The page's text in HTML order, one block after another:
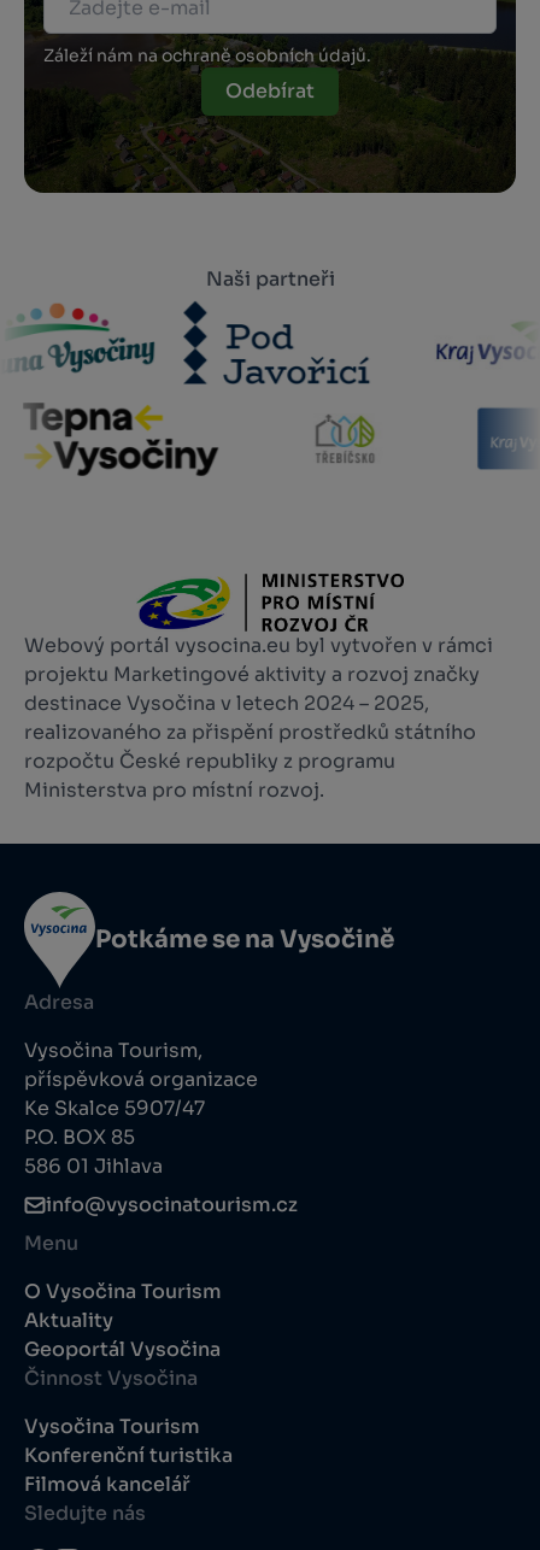
Záleží nám na ochraně osobních údajů.
Odebírat
Naši partneři
Webový portál vysocina.eu byl vytvořen v rámci
projektu Marketingové aktivity a rozvoj značky
destinace Vysočina v letech 2024 – 2025,
realizovaného za přispění prostředků státního
rozpočtu České republiky z programu
Ministerstva pro místní rozvoj.
Potkáme se na Vysočině
Adresa
Vysočina Tourism,
příspěvková organizace
Ke Skalce 5907/47
P.O. BOX 85
586 01 Jihlava
info@vysocinatourism.cz
Menu
O Vysočina Tourism
Aktuality
Geoportál Vysočina
Činnost Vysočina
Vysočina Tourism
Konferenční turistika
Filmová kancelář
Sledujte nás